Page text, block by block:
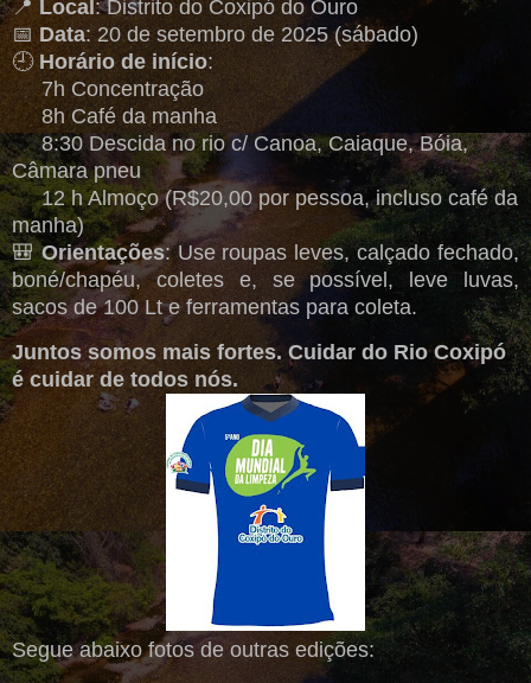
📍 Local : Distrito do Coxipó do Ouro
📅Data: 20 de setembro de 2025 (sábado)
🕘 Horário de início:
7h Concentração
8h Café da manha
8:30 Descida no rio c/ Canoa, Caiaque, Bóia,
Câmara pneu
12 h Almoço (R$20,00 por pessoa, incluso café da
manha)
🎒Orientações: Use roupas leves, calçado fechado,
boné/chapéu, coletes e, se possível, leve luvas,
sacos de 100 Lt e ferramentas para coleta.
Juntos somos mais fortes. Cuidar do Rio Coxipó
é cuidar de todos nós.
Segue abaixo fotos de outras edições: